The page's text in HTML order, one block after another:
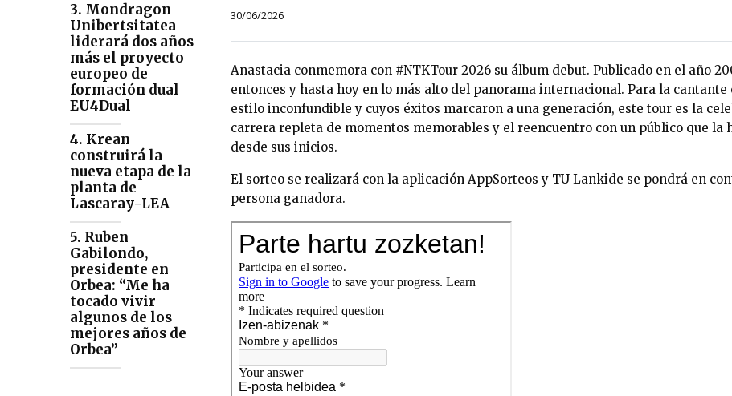
3. Mondragon
Unibertsitatea
liderará dos años
más el proyecto
europeo de
formación dual
EU4Dual
4. Krean
construirá la
nueva etapa de la
planta de
Lascaray-LEA
5. Ruben
Gabilondo,
presidente en
Orbea: “Me ha
tocado vivir
algunos de los
mejores años de
Orbea”
30/06/2026
Anastacia conmemora con #NTKTour 2026 su álbum debut. Publicado en el año
entonces y hasta hoy en lo más alto del panorama internacional. Para la cantante
estilo inconfundible y cuyos éxitos marcaron a una generación, este tour es la
carrera repleta de momentos memorables y el reencuentro con un público que la
desde sus inicios.
El sorteo se realizará con la aplicación AppSorteos y TU Lankide se pondrá en
persona ganadora.